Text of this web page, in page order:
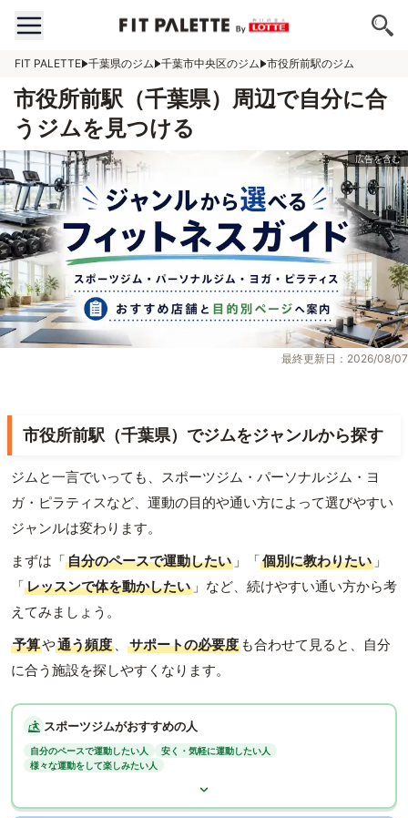
FIT PALETTE 千葉県のジム 千葉市中央区のジム 市役所前駅のジム
市役所前駅（千葉県）周辺で自分に合
うジムを見つける
最終更新日：2026/08/07
市役所前駅（千葉県）でジムをジャンルから探す
ジムと一言でいっても、スポーツジム・パーソナルジム・ヨ
ガ・ピラティスなど、運動の目的や通い方によって選びやすい
ジャンルは変わります。
まずは「自分のペースで運動したい 」「個別に教わりたい 」
「レッスンで体を動かしたい 」など、続けやすい通い方から考
えてみましょう。
予算や通う頻度 、 サポートの必要度 も合わせて見ると、自分
に合う施設を探しやすくなります。
スポーツジムがおすすめの人
自分のペースで運動したい人
安く・気軽に運動したい人
様々な運動をして楽しみたい人